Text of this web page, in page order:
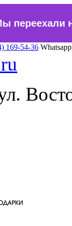
переехали
169-54-36